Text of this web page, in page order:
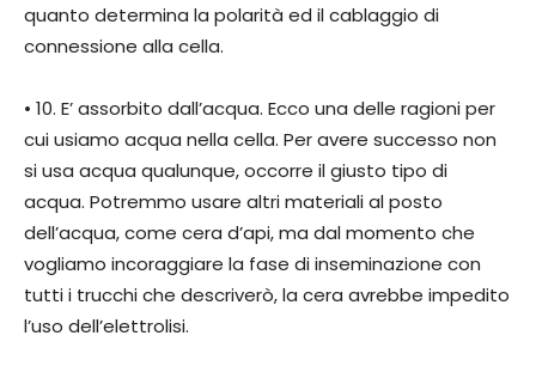
quanto determina la polarità ed il cablaggio di
connessione alla cella.
• 10. E’ assorbito dall’acqua. Ecco una delle ragioni per
cui usiamo acqua nella cella. Per avere successo non
si usa acqua qualunque, occorre il giusto tipo di
acqua. Potremmo usare altri materiali al posto
dell’acqua, come cera d’api, ma dal momento che
vogliamo incoraggiare la fase di inseminazione con
tutti i trucchi che descriverò, la cera avrebbe impedito
l’uso dell’elettrolisi.